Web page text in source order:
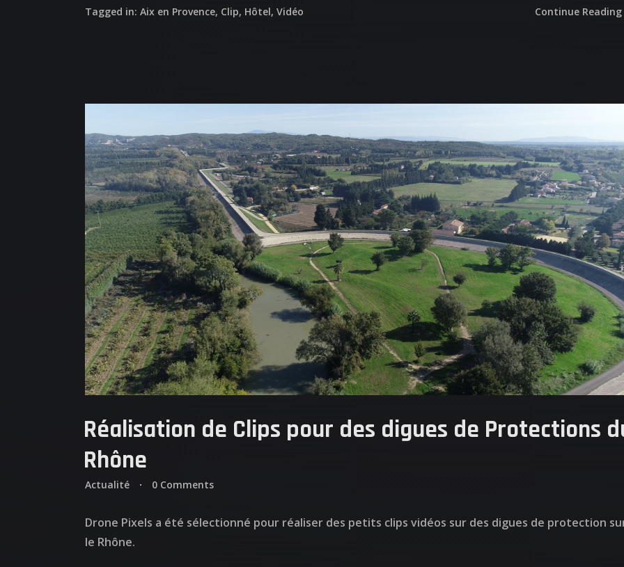
ACCUEIL
NOS DIFFERENTES
NOS REALISATIONS
QUI EST DERRIERE
ATTESTATIONS
Tagged in: Aix en Provence, Clip, Hôtel, Vidéo Continue Reading
Réalisation de Clips pour des digues de Protections
Rhône
Actualité 0 Comments
Drone Pixels a été sélectionné pour réaliser des petits clips vidéos sur des digues de protection
le Rhône.